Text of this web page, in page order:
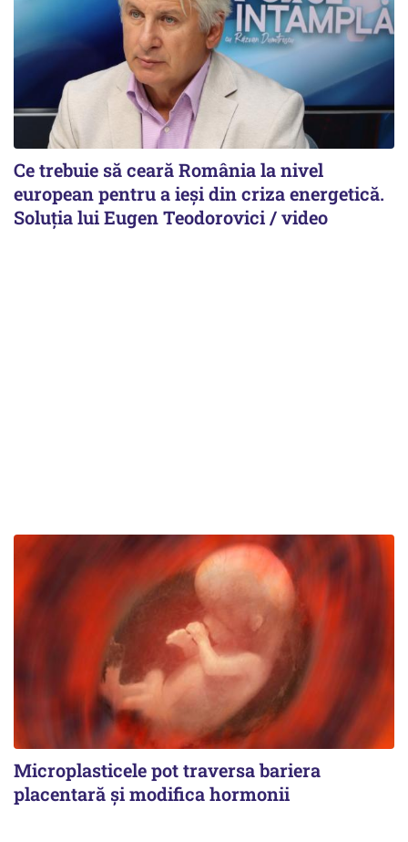
Ce trebuie să ceară România la nivel
european pentru a ieși din criza energetică.
Soluția lui Eugen Teodorovici / video
Microplasticele pot traversa bariera
placentară și modifica hormonii